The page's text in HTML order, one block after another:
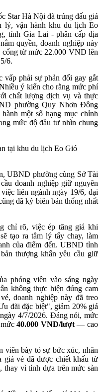
Star Hà Nội đã trúng đấu giá
lý, vận hành khu du lịch Eo
tỉnh Gia Lai - phân cấp địa
quyền, doanh nghiệp này
cổng từ mức 22.000 VND lên
6.
vấp phải sự phản đối gay gắt
ý kiến cho rằng mức phí
chất lượng dịch vụ và thực
phường Quy Nhơn Đông
một số hạng mục chỉnh
mức độ đầu tư nhìn chung
UBND phường cùng Sở Tài
doanh nghiệp giữ nguyên
liên ngành ngày 19/6, đại
đã ký biên bản thống nhất
chỉ rõ, việc ép tăng giá khi
tạo ra tâm lý tẩy chay, làm
của điểm đến. UBND tỉnh
thượng khẩn yêu cầu giữ
phóng viên vào sáng ngày
không thực hiện đúng cam
doanh nghiệp này đã treo
đãi đặc biệt", giảm 20% giá
4/7/2026. Đáng nói, mức
mức40.000 VND/lượt— cao
viên bày tỏ sự bức xúc, nhân
giá vé đã được chiết khấu từ
thay vì tính dựa trên mức sàn